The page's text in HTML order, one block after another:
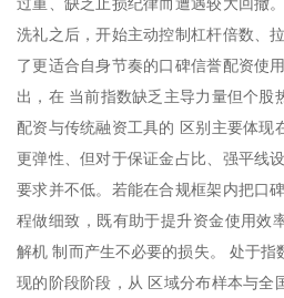
洗礼之后，开始主动控制杠杆倍数、
了更适合自身节奏的口碑信誉配资使
出，在 当前指数缺乏主导力量但个股
配资与传统融资工具的 区别主要体现
更弹性、但对于保证金占比、强平线
要求并不低。若能在合规框架内把口
程做细致，既有助于提升资金使用效
解机 制而产生不必要的损失。 处于指
现的阶段阶段，从 区域分布样本与全